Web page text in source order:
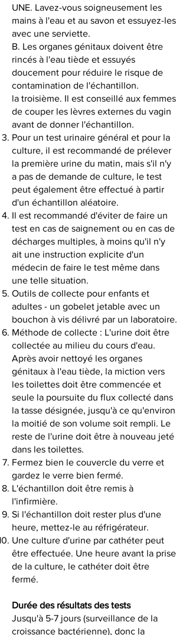
UNE. Lavez-vous soigneusement les
mains à l'eau et au savon et essuyez-les
avec une serviette.
B. Les organes génitaux doivent être
rincés à l'eau tiède et essuyés
doucement pour réduire le risque de
contamination de l'échantillon.
la troisième. Il est conseillé aux femmes
de couper les lèvres externes du vagin
avant de donner l'échantillon.
Pour un test urinaire général et pour la
culture, il est recommandé de prélever
la première urine du matin, mais s'il n'y
a pas de demande de culture, le test
peut également être effectué à partir
d'un échantillon aléatoire.
Il est recommandé d'éviter de faire un
test en cas de saignement ou en cas de
décharges multiples, à moins qu'il n'y
ait une instruction explicite d'un
médecin de faire le test même dans
une telle situation.
Outils de collecte pour enfants et
adultes - un gobelet jetable avec un
bouchon à vis délivré par un laboratoire.
Méthode de collecte : L'urine doit être
collectée au milieu du cours d'eau.
Après avoir nettoyé les organes
génitaux à l'eau tiède, la miction vers
les toilettes doit être commencée et
seule la poursuite du flux collecté dans
la tasse désignée, jusqu'à ce qu'environ
la moitié de son volume soit rempli. Le
reste de l'urine doit être à nouveau jeté
dans les toilettes.
Fermez bien le couvercle du verre et
gardez le verre bien fermé.
L'échantillon doit être remis à
l'infirmière.
Si l'échantillon doit rester plus d'une
heure, mettez-le au réfrigérateur.
Une culture d'urine par cathéter peut
être effectuée. Une heure avant la prise
de la culture, le cathéter doit être
fermé.
Durée des résultats des tests
Jusqu'à 5-7 jours (surveillance de la
croissance bactérienne), donc la